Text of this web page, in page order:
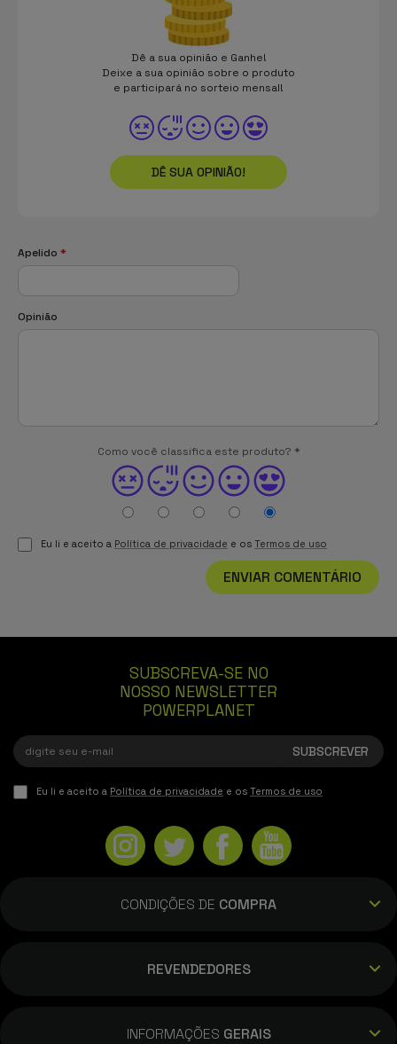
Dê a sua opinião e Ganhe!
Deixe a sua opinião sobre o produto
e participará no sorteio mensal!
DÊ SUA OPINIÃO!
Apelido *
Opinião
Como você classifica este produto? *
Eu li e aceito a Política de privacidade e os Termos de uso
ENVIAR COMENTÁRIO
SUBSCREVA-SE NO
NOSSO NEWSLETTER
POWERPLANET
Eu li e aceito a Política de privacidade e os Termos de uso
CONDIÇÕES DE COMPRA
REVENDEDORES
INFORMAÇÕES GERAIS